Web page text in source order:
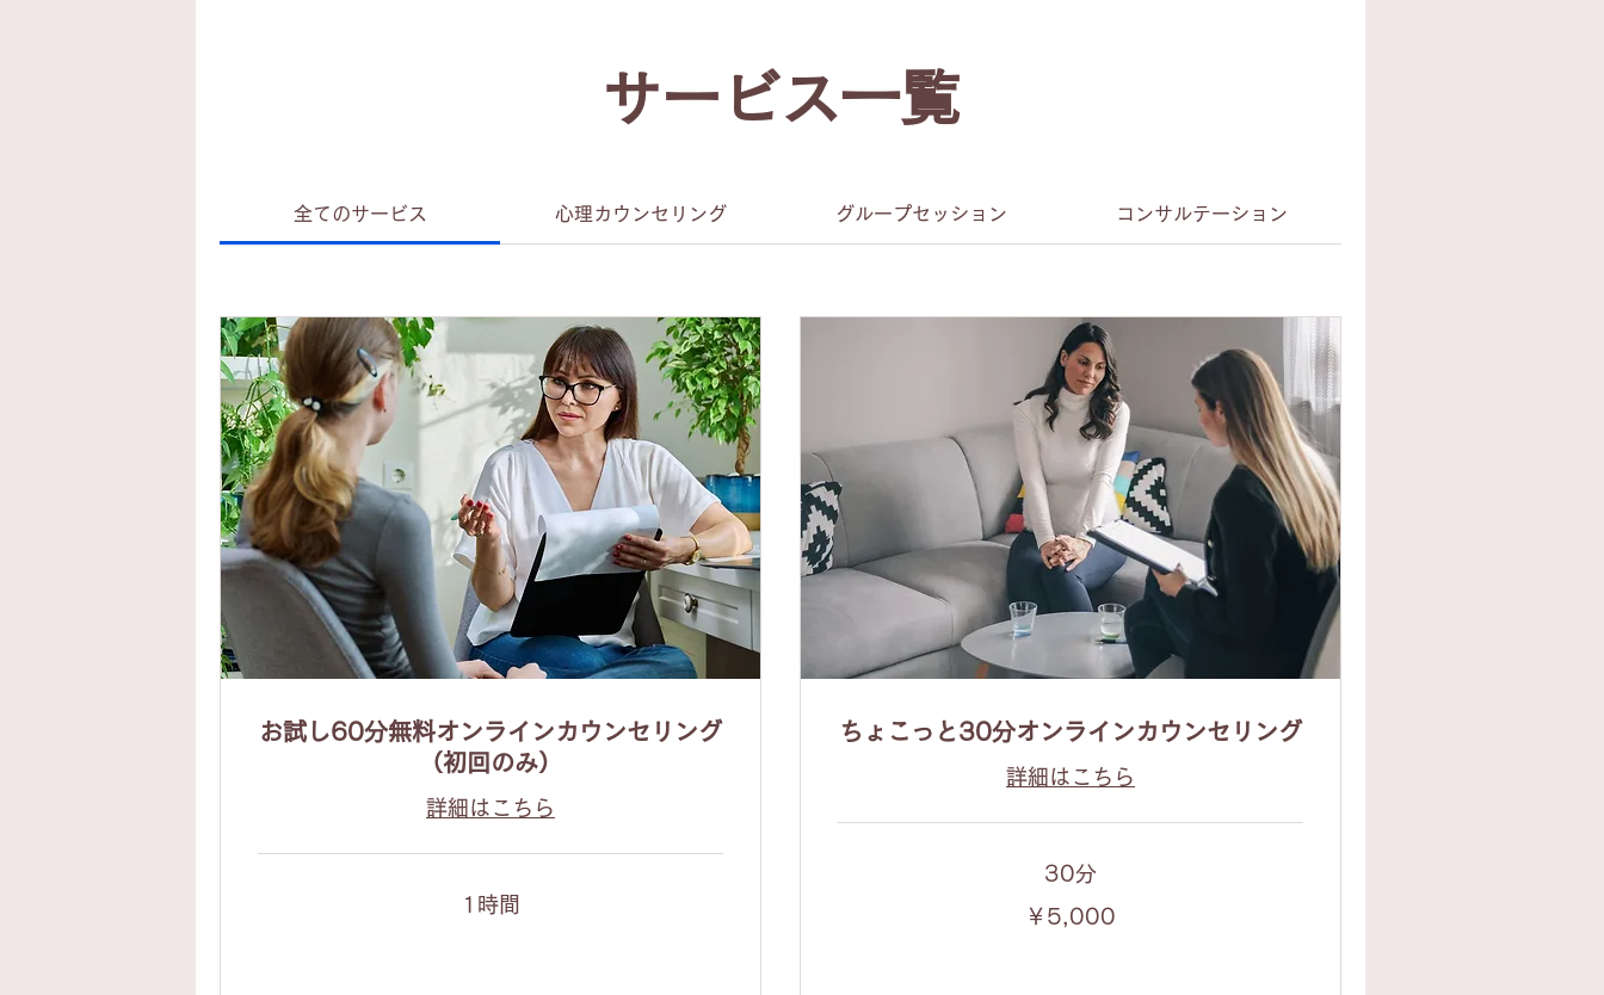
サービス一覧
全てのサービス 心理カウンセリング グループセッション コンサルテーション
お試し60分無料オンラインカウンセリング
（初回のみ）
詳細はこちら
1時間
ちょこっと30分オンラインカウンセリング
詳細はこちら
30分
￥5,000